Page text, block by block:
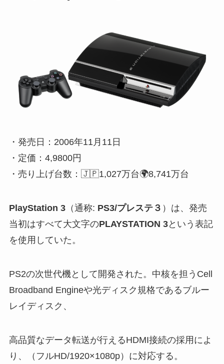
・発売日：2006年11月11日
・定価：4,9800円
・売り上げ台数：🇯🇵1,027万台🌍8,741万台
PlayStation 3（通称: PS3/プレステ３ ）は、発売
当初はすべて大文字のPLAYSTATION 3という表記
を使用していた。
PS2の次世代機として開発された。中核を担うCell
Broadband Engineや光ディスク規格であるブルー
レイディスク、
高品質なデータ転送が行えるHDMI接続の採用によ
り、（フルHD/1920×1080p）に対応する。